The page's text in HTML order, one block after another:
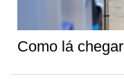
Como lá chegar